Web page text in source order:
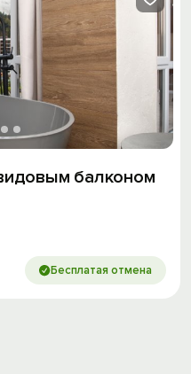
балконом
Бесплатая отмена